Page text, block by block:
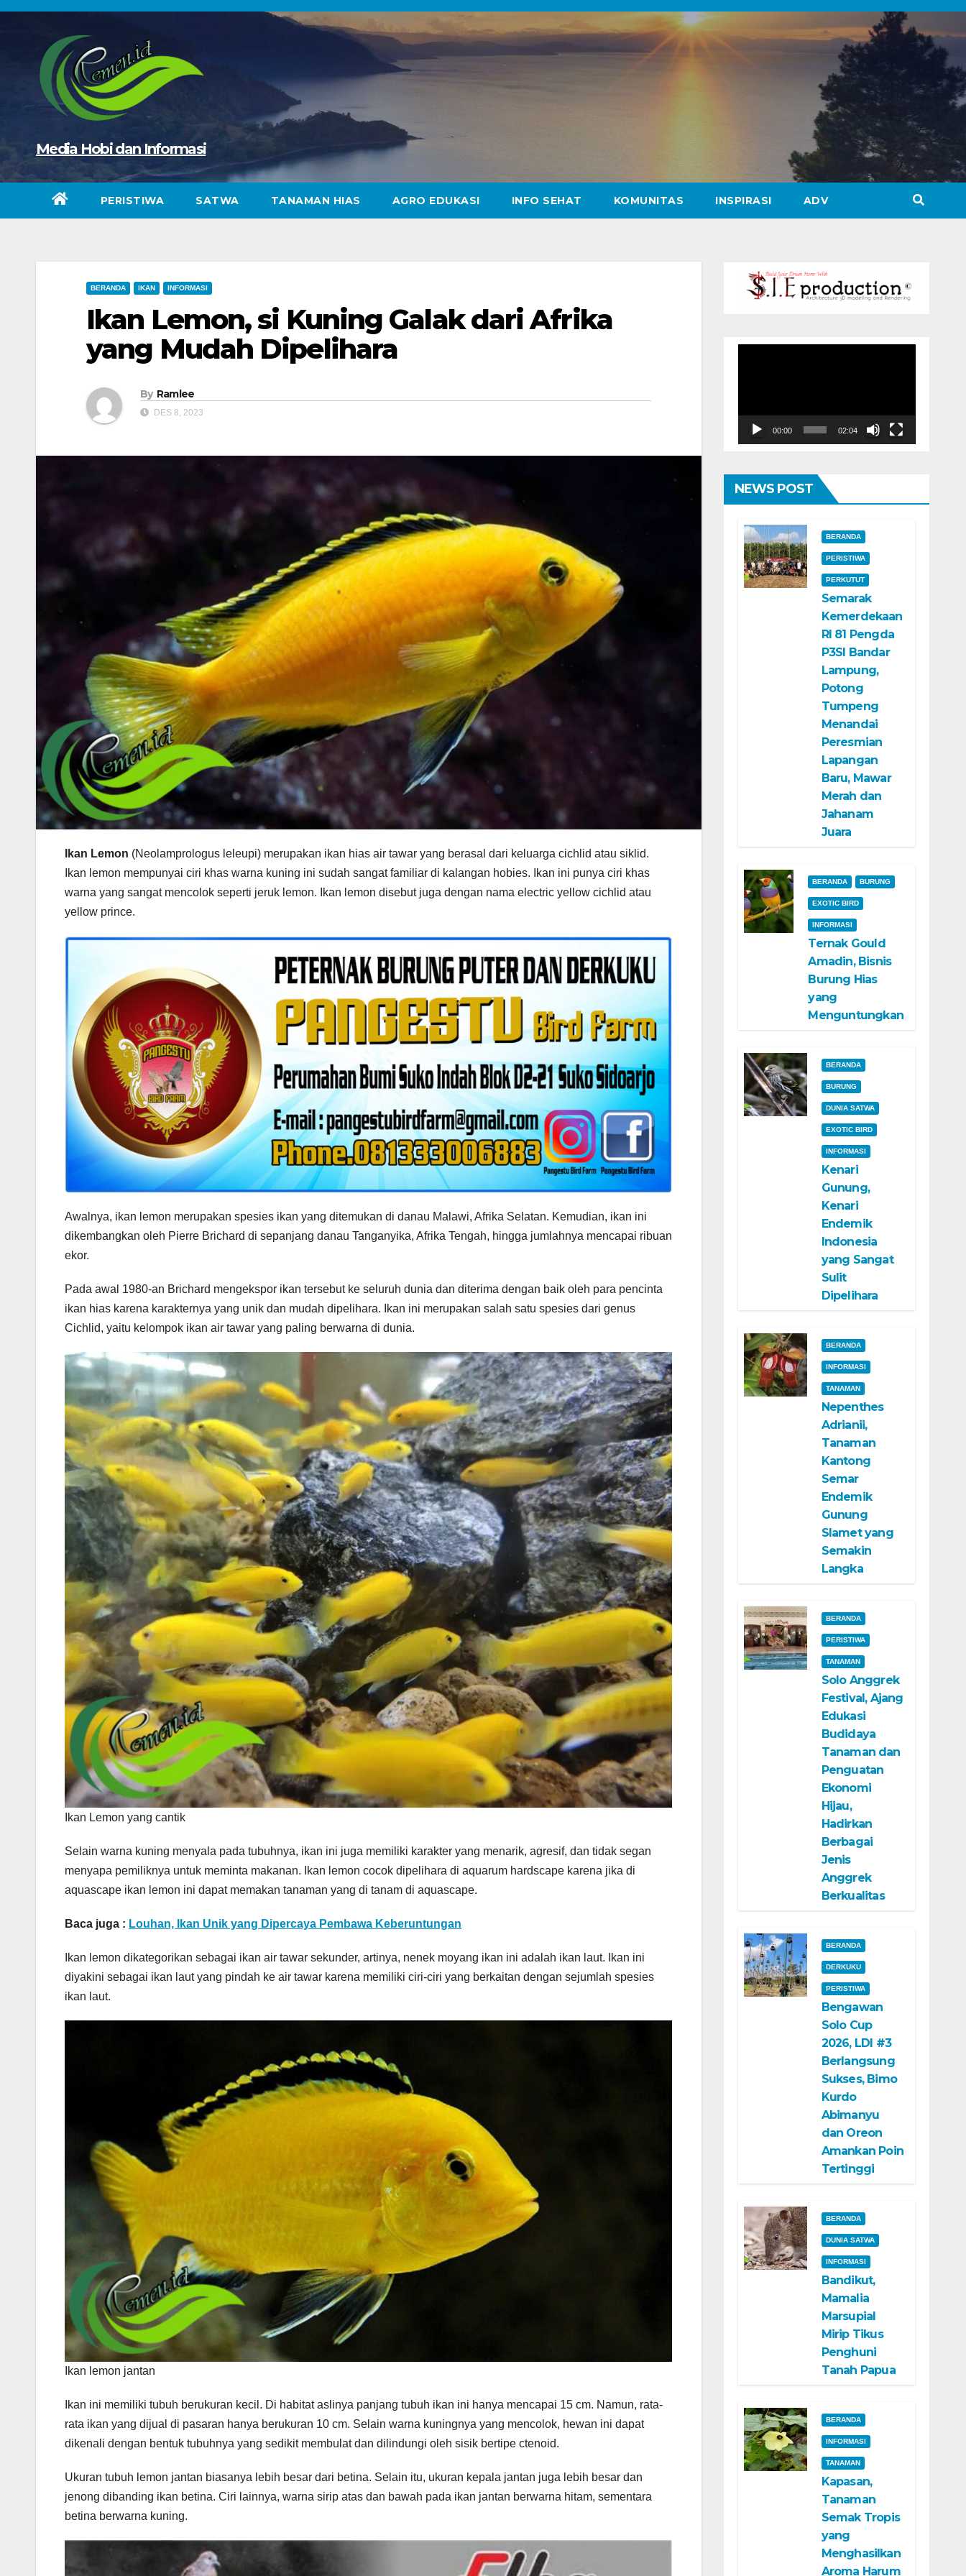
Skip
Media Hobi dan Informasi
PERISTIWA SATWA TANAMAN HIAS AGRO EDUKASI INFO SEHAT KOMUNITAS INSPIRASI ADV
BERANDA IKAN INFORMASI
Ikan Lemon, si Kuning Galak dari Afrika
yang Mudah Dipelihara
By Ramlee
DES 8, 2023
Ikan Lemon (Neolamprologus leleupi) merupakan ikan hias air tawar yang berasal dari keluarga cichlid atau siklid.
Ikan lemon mempunyai ciri khas warna kuning ini sudah sangat familiar di kalangan hobies. Ikan ini punya ciri khas
warna yang sangat mencolok seperti jeruk lemon. Ikan lemon disebut juga dengan nama electric yellow cichlid atau
yellow prince.
Awalnya, ikan lemon merupakan spesies ikan yang ditemukan di danau Malawi, Afrika Selatan. Kemudian, ikan ini
dikembangkan oleh Pierre Brichard di sepanjang danau Tanganyika, Afrika Tengah, hingga jumlahnya mencapai ribuan
ekor.
Pada awal 1980-an Brichard mengekspor ikan tersebut ke seluruh dunia dan diterima dengan baik oleh para pencinta
ikan hias karena karakternya yang unik dan mudah dipelihara. Ikan ini merupakan salah satu spesies dari genus
Cichlid, yaitu kelompok ikan air tawar yang paling berwarna di dunia.
Ikan Lemon yang cantik
Selain warna kuning menyala pada tubuhnya, ikan ini juga memiliki karakter yang menarik, agresif, dan tidak segan
menyapa pemiliknya untuk meminta makanan. Ikan lemon cocok dipelihara di aquarum hardscape karena jika di
aquascape ikan lemon ini dapat memakan tanaman yang di tanam di aquascape.
Baca juga : Louhan, Ikan Unik yang Dipercaya Pembawa Keberuntungan
Ikan lemon dikategorikan sebagai ikan air tawar sekunder, artinya, nenek moyang ikan ini adalah ikan laut. Ikan ini
diyakini sebagai ikan laut yang pindah ke air tawar karena memiliki ciri-ciri yang berkaitan dengan sejumlah spesies
ikan laut.
Ikan lemon jantan
Ikan ini memiliki tubuh berukuran kecil. Di habitat aslinya panjang tubuh ikan ini hanya mencapai 15 cm. Namun, rata-
rata ikan yang dijual di pasaran hanya berukuran 10 cm. Selain warna kuningnya yang mencolok, hewan ini dapat
dikenali dengan bentuk tubuhnya yang sedikit membulat dan dilindungi oleh sisik bertipe ctenoid.
Ukuran tubuh lemon jantan biasanya lebih besar dari betina. Selain itu, ukuran kepala jantan juga lebih besar dan
jenong dibanding ikan betina. Ciri lainnya, warna sirip atas dan bawah pada ikan jantan berwarna hitam, sementara
betina berwarna kuning.
00:00 02:04
NEWS POST
BERANDA
PERISTIWA
PERKUTUT
Semarak
Kemerdekaan
RI 81 Pengda
P3SI Bandar
Lampung,
Potong
Tumpeng
Menandai
Peresmian
Lapangan
Baru, Mawar
Merah dan
Jahanam
Juara
BERANDA BURUNG
EXOTIC BIRD
INFORMASI
Ternak Gould
Amadin, Bisnis
Burung Hias
yang
Menguntungkan
BERANDA
BURUNG
DUNIA SATWA
EXOTIC BIRD
INFORMASI
Kenari
Gunung,
Kenari
Endemik
Indonesia
yang Sangat
Sulit
Dipelihara
BERANDA
INFORMASI
TANAMAN
Nepenthes
Adrianii,
Tanaman
Kantong
Semar
Endemik
Gunung
Slamet yang
Semakin
Langka
BERANDA
PERISTIWA
TANAMAN
Solo Anggrek
Festival, Ajang
Edukasi
Budidaya
Tanaman dan
Penguatan
Ekonomi
Hijau,
Hadirkan
Berbagai
Jenis
Anggrek
Berkualitas
BERANDA
DERKUKU
PERISTIWA
Bengawan
Solo Cup
2026, LDI #3
Berlangsung
Sukses, Bimo
Kurdo
Abimanyu
dan Oreon
Amankan Poin
Tertinggi
BERANDA
DUNIA SATWA
INFORMASI
Bandikut,
Mamalia
Marsupial
Mirip Tikus
Penghuni
Tanah Papua
BERANDA
INFORMASI
TANAMAN
Kapasan,
Tanaman
Semak Tropis
yang
Menghasilkan
Aroma Harum